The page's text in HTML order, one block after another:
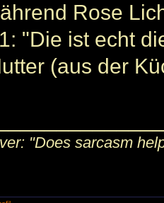
Rose
"Die ist echt
(aus der
"Does sarcasm